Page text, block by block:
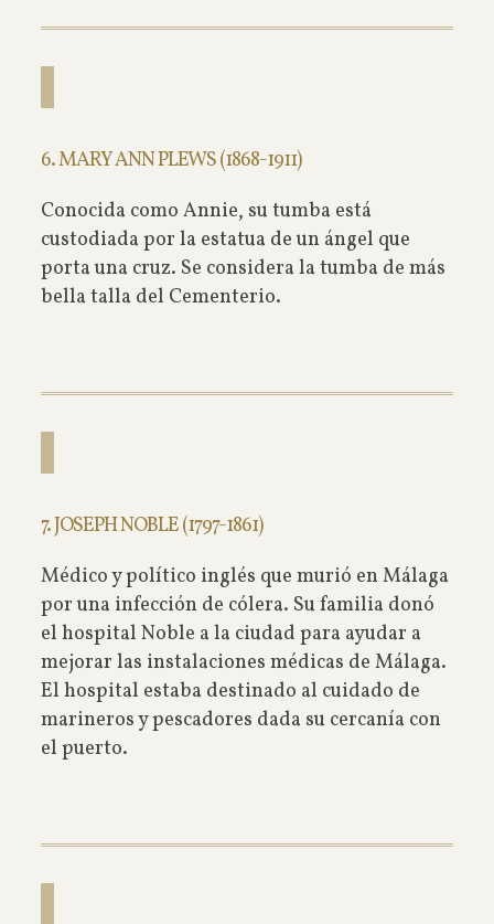
6. MARY ANN PLEWS (1868-1911)
Conocida como Annie, su tumba está
custodiada por la estatua de un ángel que
porta una cruz. Se considera la tumba de más
bella talla del Cementerio.
7. JOSEPH NOBLE (1797-1861)
Médico y político inglés que murió en Málaga
por una infección de cólera. Su familia donó
el hospital Noble a la ciudad para ayudar a
mejorar las instalaciones médicas de Málaga.
El hospital estaba destinado al cuidado de
marineros y pescadores dada su cercanía con
el puerto.